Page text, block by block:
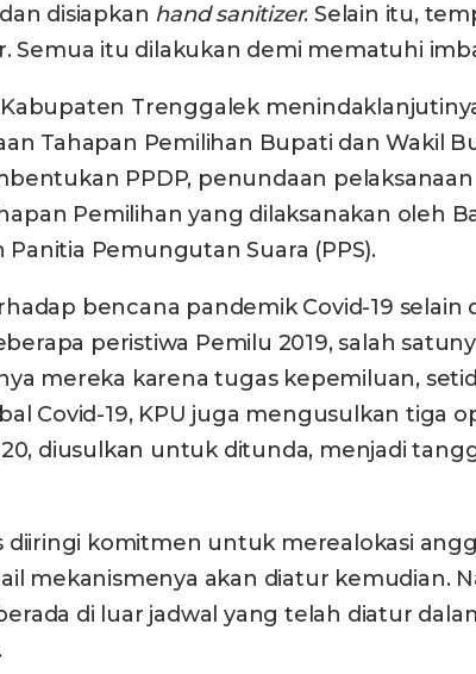
disiapkan hand sanitizer. Selain itu,
Semua itu dilakukan demi mematuhi
Trenggalek
Tahapan Pemilihan Bupati dan Wakil
PPDP, penundaan
Pemilihan yang dilaksanakan oleh
Pemungutan Suara (PPS).
bencana pandemik Covid-19
peristiwa Pemilu 2019, salah
mereka karena tugas kepemiluan,
Covid-19, KPU juga mengusulkan tiga
diusulkan untuk ditunda, menjadi
komitmen untuk merealokasi
mekanismenya akan diatur kemudian.
di luar jadwal yang telah diatur